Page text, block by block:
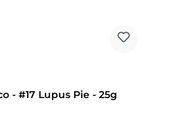
- #17 Lupus Pie - 25g